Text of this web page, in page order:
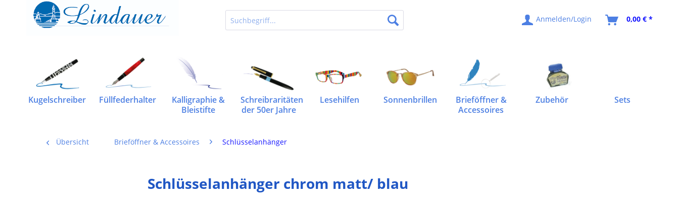
Anmelden/Login 0,00 € *
Kugelschreiber Füllfederhalter
Kalligraphie &
Bleistifte
Schreibraritäten
der 50er Jahre
Lesehilfen Sonnenbrillen
Brieföffner &
Accessoires
Zubehör Sets
Übersicht Brieföffner & Accessoires Schlüsselanhänger
Schlüsselanhänger chrom matt/ blau